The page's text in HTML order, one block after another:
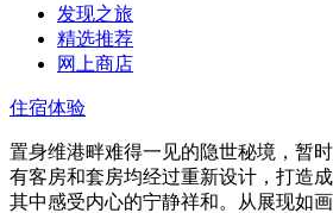
发现之旅
精选推荐
网上商店
住宿体验
置身维港畔难得一见的隐世秘境，暂
有客房和套房均经过重新设计，打造
其中感受内心的宁静祥和。从展现如